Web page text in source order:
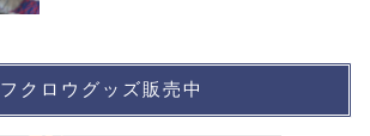
フクロウグッズ販売中